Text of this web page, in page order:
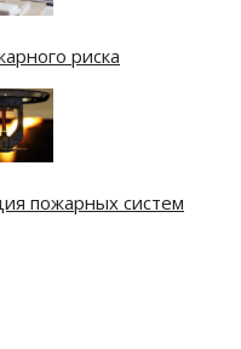
риска
пожарных систем